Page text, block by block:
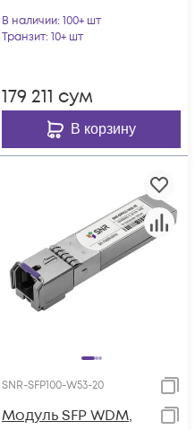
В наличии: 100+ шт
Транзит: 10+ шт
179 211 сум
В корзину
SNR-SFP100-W53-20
Модуль SFP WDM,